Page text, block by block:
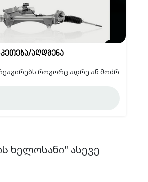
აღდგენა
როგორც ადრე ან მოძრ
ხელოსანი" ასევე